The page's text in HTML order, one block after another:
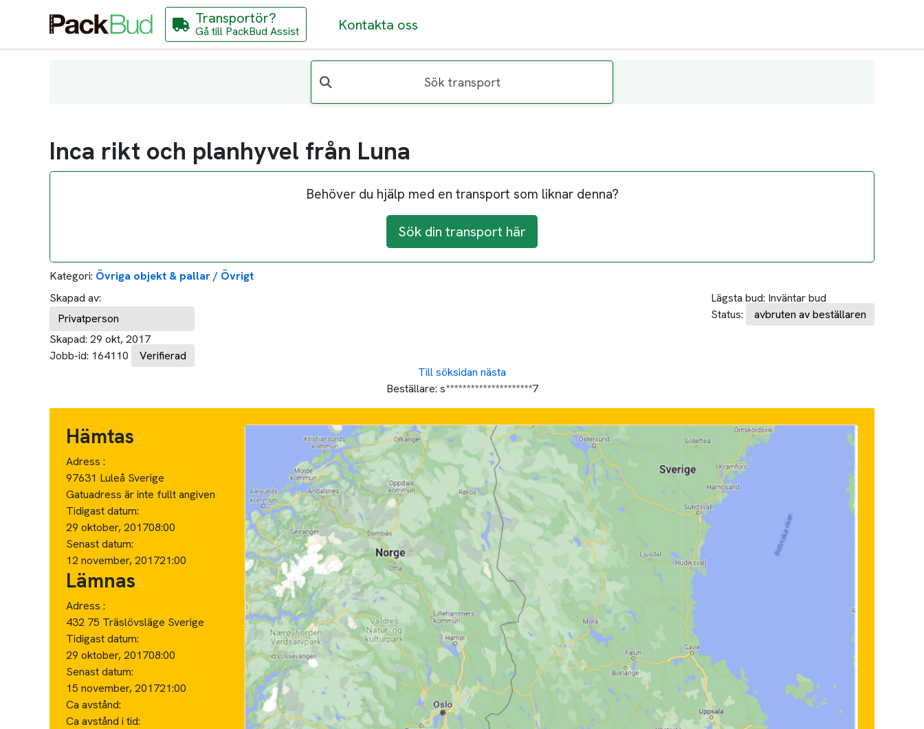
Transportör?
Gå till PackBud Assist Kontakta oss
Sök transport
Inca rikt och planhyvel från Luna
Behöver du hjälp med en transport som liknar denna?
Sök din transport här
Kategori: Övriga objekt & pallar / Övrigt
Skapad av:
Privatperson
Skapad: 29 okt, 2017
Jobb-id: 164110 Verifierad
Lägsta bud: Inväntar bud
Status:
avbruten av beställaren
Till söksidan nästa
Beställare: s*********************7
Hämtas
Adress :
97631 Luleå Sverige
Gatuadress är inte fullt angiven
Tidigast datum:
29 oktober, 201708:00
Senast datum:
12 november, 201721:00
Lämnas
Adress :
432 75 Träslövsläge Sverige
Tidigast datum:
29 oktober, 201708:00
Senast datum:
15 november, 201721:00
Ca avstånd:
Ca avstånd i tid: